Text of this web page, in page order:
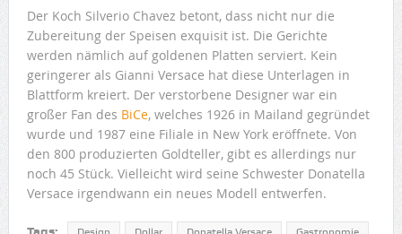
Der Koch Silverio Chavez betont, dass nicht nur die
Zubereitung der Speisen exquisit ist. Die Gerichte
werden nämlich auf goldenen Platten serviert. Kein
geringerer als Gianni Versace hat diese Unterlagen in
Blattform kreiert. Der verstorbene Designer war ein
großer Fan des BiCe, welches 1926 in Mailand gegründet
wurde und 1987 eine Filiale in New York eröffnete. Von
den 800 produzierten Goldteller, gibt es allerdings nur
noch 45 Stück. Vielleicht wird seine Schwester Donatella
Versace irgendwann ein neues Modell entwerfen.